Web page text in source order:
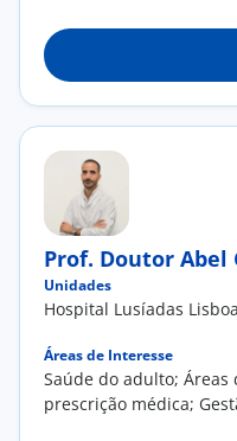
multipatologia/Doença
Doença aguda no
Familiar; Diabetes
Prof. Doutor Abel
Unidades
Hospital Lusíadas Lisboa
Áreas de Interesse
Saúde do adulto; Áreas
prescrição médica;